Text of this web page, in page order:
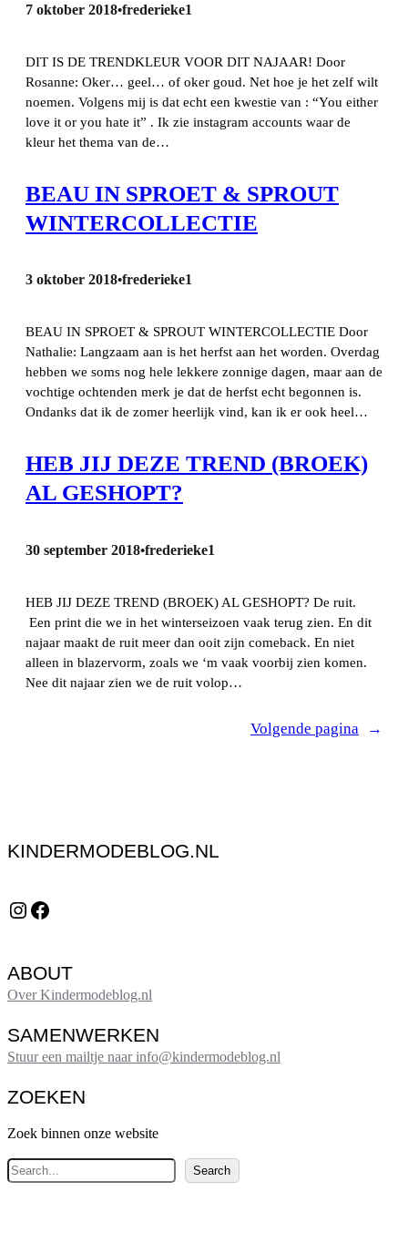
7 oktober 2018•frederieke1
DIT IS DE TRENDKLEUR VOOR DIT NAJAAR! Door
Rosanne: Oker… geel… of oker goud. Net hoe je het zelf wilt
noemen. Volgens mij is dat echt een kwestie van : “You either
love it or you hate it” . Ik zie instagram accounts waar de
kleur het thema van de…
BEAU IN SPROET & SPROUT
WINTERCOLLECTIE
3 oktober 2018•frederieke1
BEAU IN SPROET & SPROUT WINTERCOLLECTIE Door
Nathalie: Langzaam aan is het herfst aan het worden. Overdag
hebben we soms nog hele lekkere zonnige dagen, maar aan de
vochtige ochtenden merk je dat de herfst echt begonnen is.
Ondanks dat ik de zomer heerlijk vind, kan ik er ook heel…
HEB JIJ DEZE TREND (BROEK)
AL GESHOPT?
30 september 2018•frederieke1
HEB JIJ DEZE TREND (BROEK) AL GESHOPT? De ruit.
Een print die we in het winterseizoen vaak terug zien. En dit
najaar maakt de ruit meer dan ooit zijn comeback. En niet
alleen in blazervorm, zoals we ‘m vaak voorbij zien komen.
Nee dit najaar zien we de ruit volop…
Volgende pagina →
KINDERMODEBLOG.NL
Instagram Facebook
ABOUT
Over Kindermodeblog.nl
SAMENWERKEN
Stuur een mailtje naar info@kindermodeblog.nl
ZOEKEN
Zoek binnen onze website
Z
o
Search